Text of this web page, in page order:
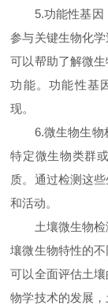
5.功能性基因：
参与关键生物化
可以帮助了解微
功能。功能性基
现。
6.微生物生物标
特定微生物类群
质。通过检测这
和活动。
土壤微生物检
壤微生物特性的
可以全面评估土
物学技术的发展